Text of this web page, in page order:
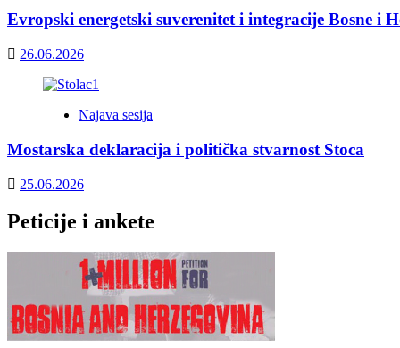
Evropski energetski suverenitet i integracije Bosne i
26.06.2026
Najava sesija
Mostarska deklaracija i politička stvarnost Stoca
25.06.2026
Peticije i ankete